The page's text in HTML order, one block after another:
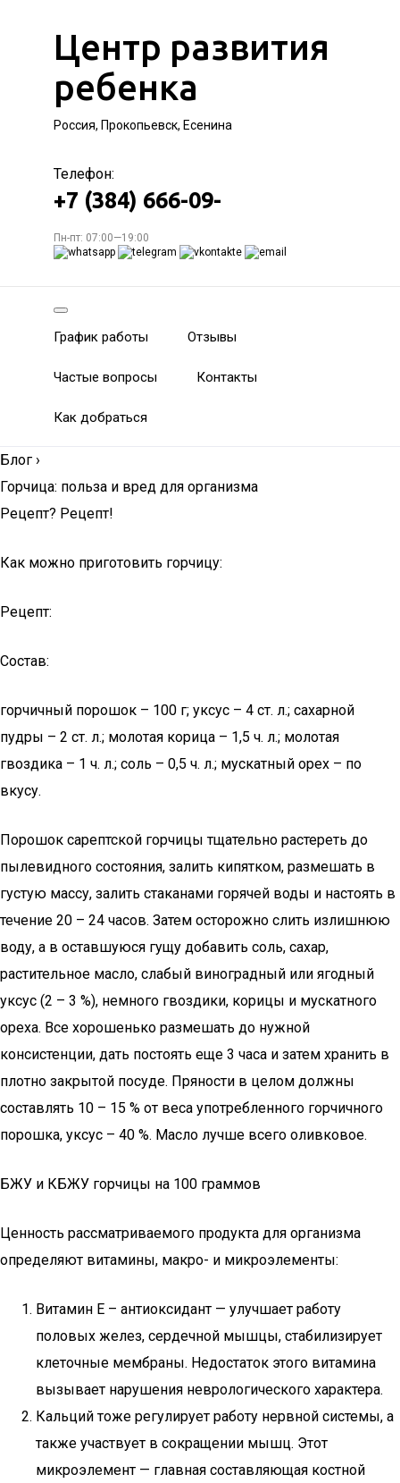
Центр развития
ребенка
Россия, Прокопьевск, Есенина
Телефон:
+7 (384) 666-09-
Пн-пт: 07:00—19:00
График работы Отзывы
Частые вопросы Контакты
Как добраться
Блог ›
Горчица: польза и вред для организма
Рецепт? Рецепт!
Как можно приготовить горчицу:
Рецепт:
Состав:
горчичный порошок – 100 г; уксус – 4 ст. л.; сахарной
пудры – 2 ст. л.; молотая корица – 1,5 ч. л.; молотая
гвоздика – 1 ч. л.; соль – 0,5 ч. л.; мускатный орех – по
вкусу.
Порошок сарептской горчицы тщательно растереть до
пылевидного состояния, залить кипятком, размешать в
густую массу, залить стаканами горячей воды и настоять в
течение 20 – 24 часов. Затем осторожно слить излишнюю
воду, а в оставшуюся гущу добавить соль, сахар,
растительное масло, слабый виноградный или ягодный
уксус (2 – 3 %), немного гвоздики, корицы и мускатного
ореха. Все хорошенько размешать до нужной
консистенции, дать постоять еще 3 часа и затем хранить в
плотно закрытой посуде. Пряности в целом должны
составлять 10 – 15 % от веса употребленного горчичного
порошка, уксус – 40 %. Масло лучше всего оливковое.
БЖУ и КБЖУ горчицы на 100 граммов
Ценность рассматриваемого продукта для организма
определяют витамины, макро- и микроэлементы:
Витамин Е – антиоксидант — улучшает работу
половых желез, сердечной мышцы, стабилизирует
клеточные мембраны. Недостаток этого витамина
вызывает нарушения неврологического характера.
Кальций тоже регулирует работу нервной системы, а
также участвует в сокращении мышц. Этот
микроэлемент — главная составляющая костной